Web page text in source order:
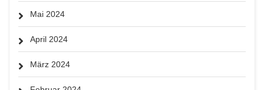
Mai 2024
April 2024
März 2024